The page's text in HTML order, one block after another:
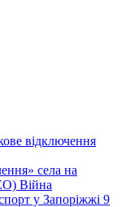
відключення
села на
Війна
у Запоріжжі 9